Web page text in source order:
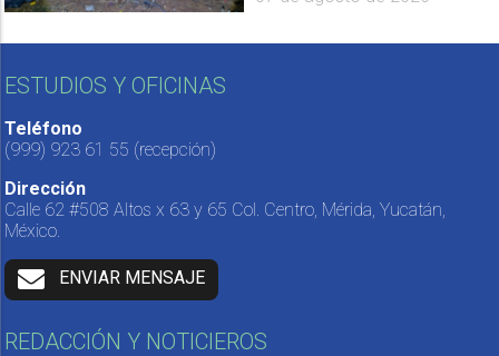
ESTUDIOS Y OFICINAS
Teléfono
(999) 923 61 55 (recepción)
Dirección
Calle 62 #508 Altos x 63 y 65 Col. Centro, Mérida, Yucatán,
México.
ENVIAR MENSAJE
REDACCIÓN Y NOTICIEROS